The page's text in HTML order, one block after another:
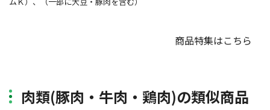
商品特集はこちら
肉類(豚肉・牛肉・鶏肉)の類似商品